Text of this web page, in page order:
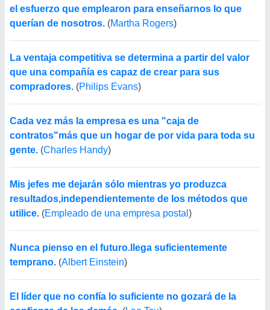
el esfuerzo que emplearon para enseñarnos lo que
querían de nosotros. (Martha Rogers)
La ventaja competitiva se determina a partir del valor
que una compañía es capaz de crear para sus
compradores. (Philips Evans)
Cada vez más la empresa es una "caja de
contratos"más que un hogar de por vida para toda su
gente. (Charles Handy)
Mis jefes me dejarán sólo mientras yo produzca
resultados,independientemente de los métodos que
utilice. (Empleado de una empresa postal )
Nunca pienso en el futuro.llega suficientemente
temprano. (Albert Einstein)
El líder que no confía lo suficiente no gozará de la